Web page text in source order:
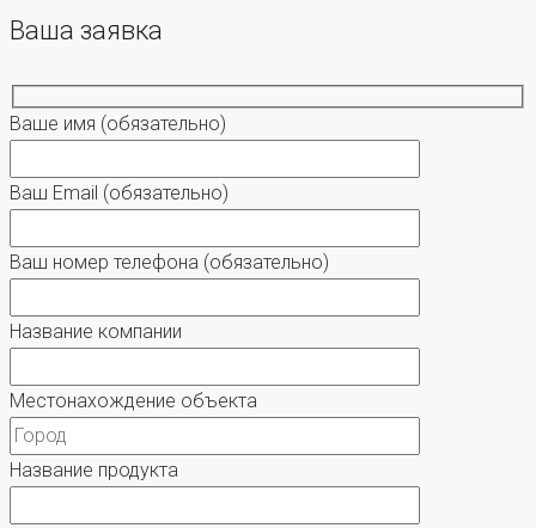
Ваша заявка
Ваше имя (обязательно)
Ваш Email (обязательно)
Ваш номер телефона (обязательно)
Название компании
Местонахождение объекта
Название продукта